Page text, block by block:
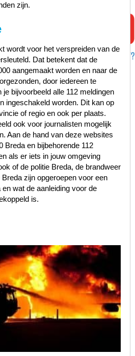
zijn.
wordt voor het verspreiden van de
Dat betekent dat de
aangemaakt worden en naar de
door iedereen te
bijvoorbeeld alle 112 meldingen
ingeschakeld worden. Dit kan op
of regio en ook per plaats.
ook voor journalisten mogelijk
Aan de hand van deze websites
Breda en bijbehorende 112
als er iets in jouw omgeving
of de politie Breda, de brandweer
zijn opgeroepen voor een
wat de aanleiding voor de
is.